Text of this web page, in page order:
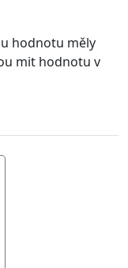
hodnotu měly
mit hodnotu v